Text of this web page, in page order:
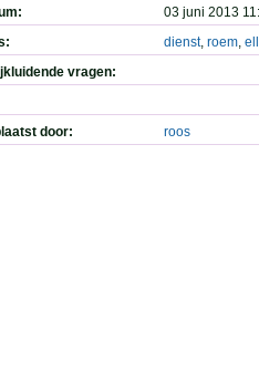
03 juni 2013
dienst, roem,
vragen:
door: roos